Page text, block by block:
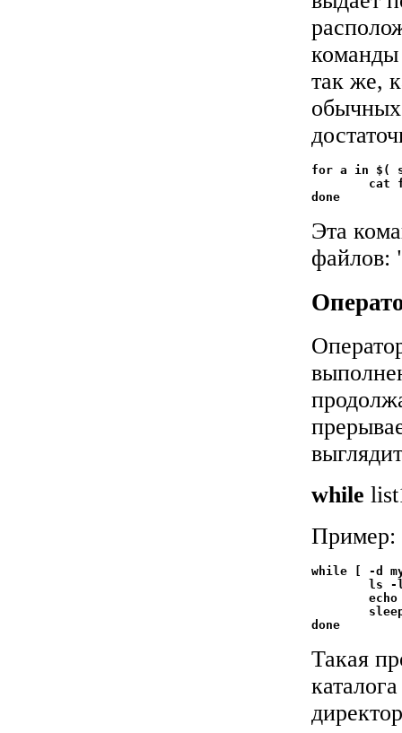
так же,
for a in $(
Эта
файлов:
while
Пример:
while [ -d
	echo -- SEPARATOR -- >> logfile
Такая